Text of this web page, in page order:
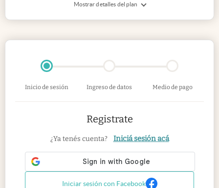
Mostrar detalles del plan
Inicio de sesión Ingreso de datos Medio de pago
Registrate
¿Ya tenés cuenta? Iniciá sesión acá
Iniciar sesión con Facebook